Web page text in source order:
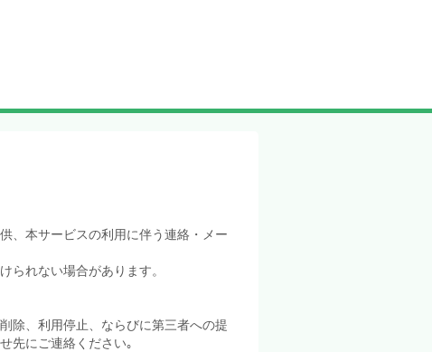
、本サービスの利用に伴う連絡・メー
れない場合があります。
除、利用停止、ならびに第三者への提
先にご連絡ください｡